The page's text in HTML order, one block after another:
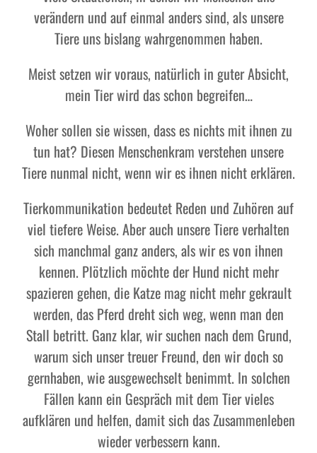
verändern und auf einmal anders sind, als unsere
Tiere uns bislang wahrgenommen haben.
Meist setzen wir voraus, natürlich in guter Absicht,
mein Tier wird das schon begreifen…
Woher sollen sie wissen, dass es nichts mit ihnen zu
tun hat? Diesen Menschenkram verstehen unsere
Tiere nunmal nicht, wenn wir es ihnen nicht erklären.
Tierkommunikation bedeutet Reden und Zuhören auf
viel tiefere Weise. Aber auch unsere Tiere verhalten
sich manchmal ganz anders, als wir es von ihnen
kennen. Plötzlich möchte der Hund nicht mehr
spazieren gehen, die Katze mag nicht mehr gekrault
werden, das Pferd dreht sich weg, wenn man den
Stall betritt. Ganz klar, wir suchen nach dem Grund,
warum sich unser treuer Freund, den wir doch so
gernhaben, wie ausgewechselt benimmt. In solchen
Fällen kann ein Gespräch mit dem Tier vieles
aufklären und helfen, damit sich das Zusammenleben
wieder verbessern kann.